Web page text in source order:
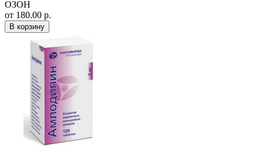
ОЗОН
от 180.00 р.
В корзину